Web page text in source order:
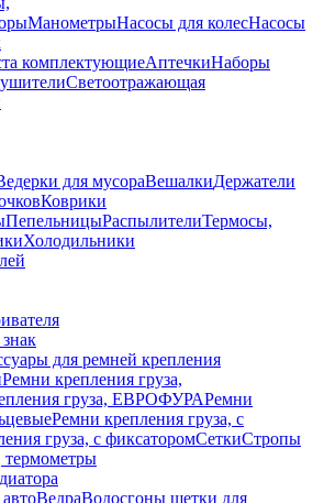
МанометрыНасосы для колесНасосы
комплектующиеАптечкиНаборы
Светоотражающая
для мусораВешалкиДержатели
Коврики
ПепельницыРаспылителиТермосы,
Холодильники
для ремней крепления
Ремни крепления груза,
груза, ЕВРОФУРАРемни
Ремни крепления груза, с
груза, с фиксаторомСеткиСтропы
термометры
ВедраВодосгоны щетки для